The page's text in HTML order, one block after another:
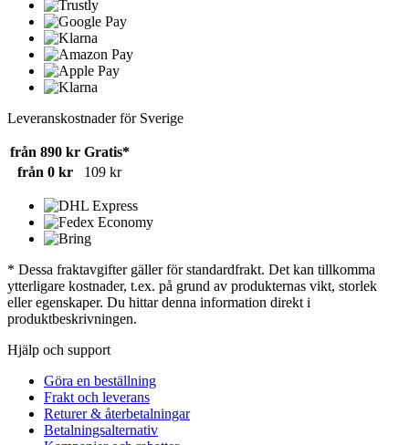
Leveranskostnader för Sverige
från 890 kr Gratis*
från 0 kr
109 kr
* Dessa fraktavgifter gäller för standardfrakt. Det kan tillkomma
ytterligare kostnader, t.ex. på grund av produkternas vikt, storlek
eller egenskaper. Du hittar denna information direkt i
produktbeskrivningen.
Hjälp och support
Göra en beställning
Frakt och leverans
Returer & återbetalningar
Betalningsalternativ